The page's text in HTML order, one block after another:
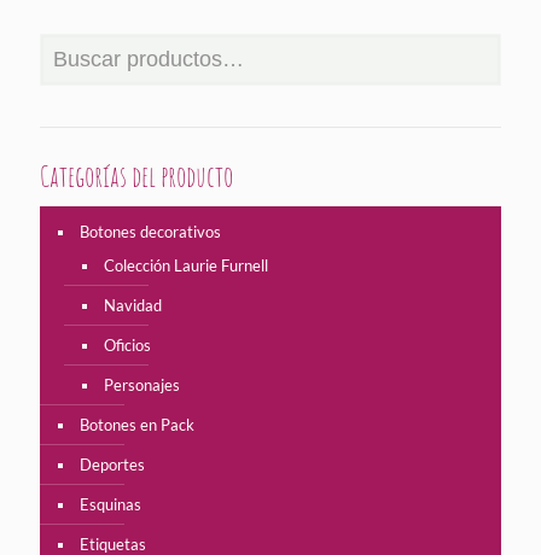
Categorías del producto
Botones decorativos
Colección Laurie Furnell
Navidad
Oficios
Personajes
Botones en Pack
Deportes
Esquinas
Etiquetas